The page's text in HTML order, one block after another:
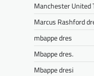
Manchester United
Marcus Rashford
mbappe dres
Mbappe dres.
Mbappe dresi